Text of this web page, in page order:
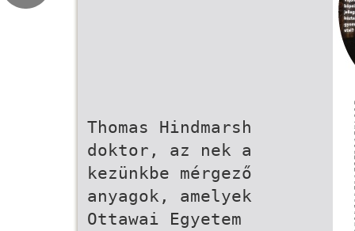
Thomas Hindmarsh
doktor, az nek a
kezünkbe mérgező
anyagok, amelyek
Ottawai Egyetem